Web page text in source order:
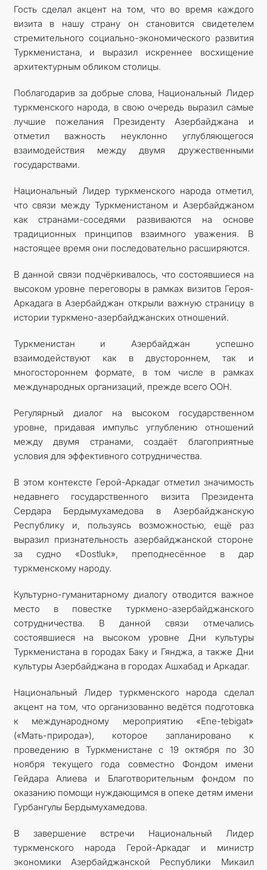
Гость сделал акцент на том, что во время каждого
визита в нашу страну он становится свидетелем
стремительного социально-экономического развития
Туркменистана, и выразил искреннее восхи­щение
архитектурным обликом столицы.
Поблагодарив за добрые слова, Национальный Лидер
туркменского народа, в свою очередь выразил самые
лучшие пожелания Президенту Азербайджана и
отметил важность неуклонно углубляющегося
взаимодействия между двумя дружественными
государствами.
Национальный Лидер туркменского народа отметил,
что связи между Туркменистаном и Азербайджаном
как странами-соседями развиваются на основе
традиционных принципов взаимного уважения. В
настоящее время они последовательно расширяются.
В данной связи подчёркивалось, что состоявшиеся на
высоком уровне переговоры в рамках визитов Героя-
Аркадага в Азербайджан открыли важную страницу в
истории туркмено-азербайджанских отношений.
Туркменистан и Азербайджан успешно
взаимодействуют как в двустороннем, так и
многостороннем формате, в том числе в рамках
международных организаций, прежде всего ООН.
Регулярный диалог на высоком государственном
уровне, придавая импульс углублению отношений
между двумя странами, создаёт благоприятные
условия для эффективного сотрудничества.
В этом контексте Герой-Аркадаг отметил значимость
недавнего государственного визита Президента
Сердара Бердымухамедова в Азербайджанскую
Республику и, пользуясь возможностью, ещё раз
выразил признательность азербайджанской стороне
за судно «Dostluk», преподнесённое в дар
туркменскому народу.
Культурно-гуманитарному диалогу отводится важное
место в повестке туркмено-азербайджанского
сотрудничества. В данной связи отмечались
состоявшиеся на высоком уровне Дни культуры
Туркменистана в городах Баку и Гянджа, а также Дни
культуры Азербайджана в городах Ашхабад и Аркадаг.
Национальный Лидер туркменского народа сделал
акцент на том, что организованно ведётся подготовка
к международному мероприятию «Ene-tebigat»
(«Мать-природа»), которое запланировано к
проведению в Туркменистане с 19 октября по 30
ноября текущего года совместно Фондом имени
Гейдара Алиева и Благотворительным фондом по
оказанию помощи нуждающимся в опеке детям имени
Гурбангулы Бердымухамедова.
В завершение встречи Национальный Лидер
туркменского народа Герой-Аркадаг и министр
экономики Азербайджанской Республики Микаил